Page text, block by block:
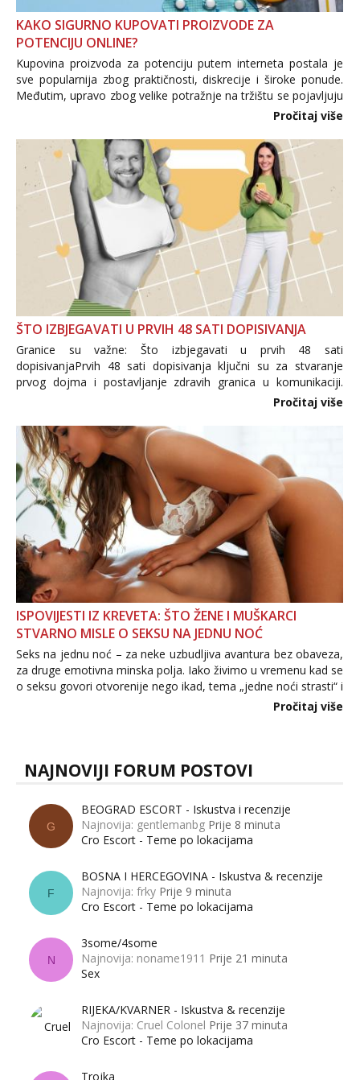
KAKO SIGURNO KUPOVATI PROIZVODE ZA
POTENCIJU ONLINE?
Kupovina proizvoda za potenciju putem interneta postala je
sve popularnija zbog praktičnosti, diskrecije i široke ponude.
Međutim, upravo zbog velike potražnje na tržištu se pojavljuju
i brojni krivotvoreni proizvodi, nepouzdane internetske
Pročitaj više
ŠTO IZBJEGAVATI U PRVIH 48 SATI DOPISIVANJA
Granice su važne: Što izbjegavati u prvih 48 sati
dopisivanjaPrvih 48 sati dopisivanja ključni su za stvaranje
prvog dojma i postavljanje zdravih granica u komunikaciji.
Važno je izbjeći prebrzo otkrivanje osobnih ili intimnih
informacija, jer nepoznata osoba još nije zaslužila to
povjerenje. Takođe...
Pročitaj više
ISPOVIJESTI IZ KREVETA: ŠTO ŽENE I MUŠKARCI
STVARNO MISLE O SEKSU NA JEDNU NOĆ
Seks na jednu noć – za neke uzbudljiva avantura bez obaveza,
za druge emotivna minska polja. Iako živimo u vremenu kad se
o seksu govori otvorenije nego ikad, tema „jedne noći strasti“ i
dalje izaziva burne rasprave. Što zapravo misle žene, a što
Pročitaj više
NAJNOVIJI FORUM POSTOVI
G
BEOGRAD ESCORT - Iskustva i recenzije
Najnovija: gentlemanbg Prije 8 minuta
Cro Escort - Teme po lokacijama
F
BOSNA I HERCEGOVINA - Iskustva & recenzije
Najnovija: frky Prije 9 minuta
Cro Escort - Teme po lokacijama
N
3some/4some
Najnovija: noname1911 Prije 21 minuta
Sex
RIJEKA/KVARNER - Iskustva & recenzije
Najnovija: Cruel Colonel Prije 37 minuta
Cro Escort - Teme po lokacijama
Trojka